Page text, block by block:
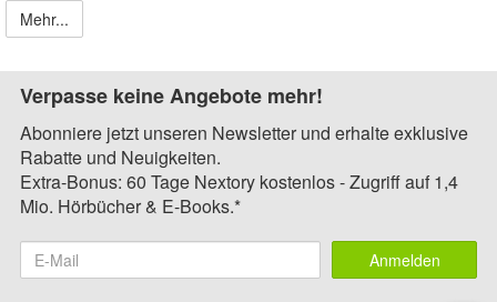
Mehr...
Verpasse keine Angebote mehr!
Abonniere jetzt unseren Newsletter und erhalte exklusive
Rabatte und Neuigkeiten.
Extra-Bonus: 60 Tage Nextory kostenlos - Zugriff auf 1,4
Mio. Hörbücher & E-Books.*
Anmelden